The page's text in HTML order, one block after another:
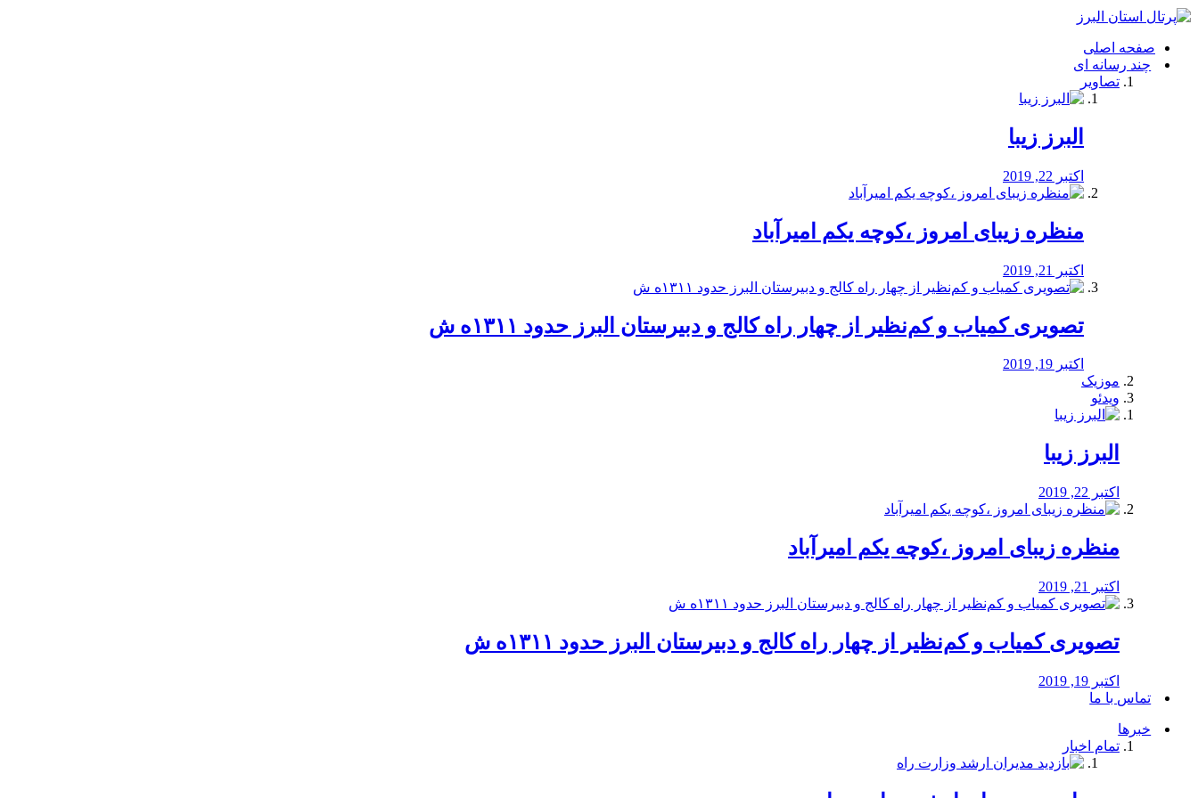
فصد
شرق
تهران
خشکشویی
صفحه اصلی
چند رسانه ای
تصاویر
البرز زیبا
اکتبر 22, 2019
منظره‌‌ زیبای امروز ،کوچه یکم امیرآباد
اکتبر 21, 2019
️تصویری کمیاب و کم‌نظیر از چهار راه كالج و دبيرستان البرز حدود ۱۳۱۱ه ش
اکتبر 19, 2019
موزیک
ویدئو
البرز زیبا
اکتبر 22, 2019
منظره‌‌ زیبای امروز ،کوچه یکم امیرآباد
اکتبر 21, 2019
️تصویری کمیاب و کم‌نظیر از چهار راه كالج و دبيرستان البرز حدود ۱۳۱۱ه ش
اکتبر 19, 2019
تماس با ما
خبرها
تمام اخبار